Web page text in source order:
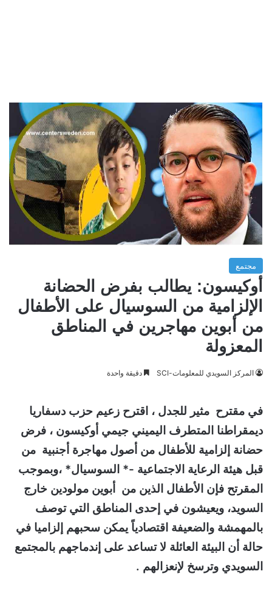
مجتمع
أوكيسون: يطالب بفرض الحضانة
الإلزامية من السوسيال على الأطفال
من أبوين مهاجرين في المناطق
المعزولة
المركز السويدي للمعلومات-SCI دقيقة واحدة
في مقترح مثير للجدل ، اقترح زعيم حزب دسفاريا
ديمقراطنا المتطرف اليميني جيمي أوكيسون ، فرض
حضانة إلزامية للأطفال من أصول مهاجرة أجنبية من
قبل هيئة الرعاية الاجتماعية -* السوسيال* ،وبموجب
المقرتح فإن الأطفال الذين من أبوين مولودين خارج
السويد، ويعيشون في إحدى المناطق التي توصف
بالمهمشة والضعيفة اقتصادياً يمكن سحبهم إلزاميا في
حالة أن البيئة العائلة لا تساعد على إندماجهم بالمجتمع
السويدي وترسخ لإنعزالهم .